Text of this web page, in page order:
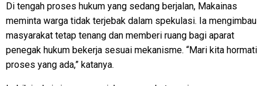
Di tengah proses hukum yang sedang berjalan, Makainas
meminta warga tidak terjebak dalam spekulasi. Ia mengimbau
masyarakat tetap tenang dan memberi ruang bagi aparat
penegak hukum bekerja sesuai mekanisme. “Mari kita hormati
proses yang ada,” katanya.